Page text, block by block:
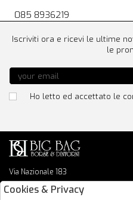
085 8936219
Via Nazionale 183
64026 Roseto Degli Abruzzi
Iscriviti ora e ricevi le ultime
le
Ho letto ed accettato le
Cookies & Privacy